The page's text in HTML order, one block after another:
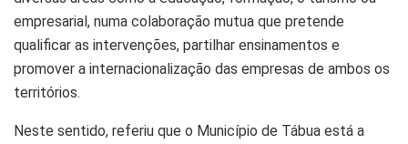
empresarial, numa colaboração mutua que pretende
qualificar as intervenções, partilhar ensinamentos e
promover a internacionalização das empresas de ambos os
territórios.
Neste sentido, referiu que o Município de Tábua está a